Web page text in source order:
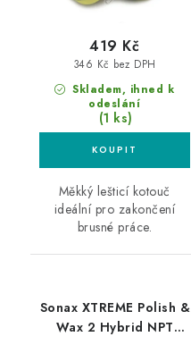
Skladem, ihned k
odeslání
(1 ks)
346 Kč bez DPH
419 Kč
Měkký lešticí kotouč
ideální pro zakončení
brusné práce.
Sonax XTREME Polish &
Wax 2 Hybrid NPT